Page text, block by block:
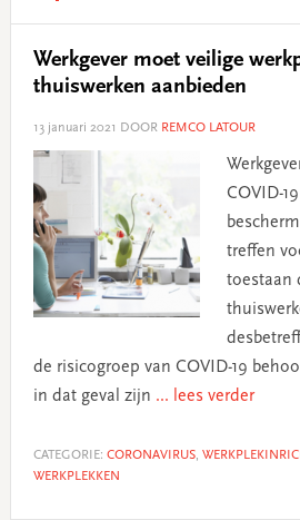
Werkgever moet veilige
thuiswerken aanbieden
13 januari 2021 DOOR REMCO LATOUR
COVID-19
treffen
toestaan
de risicogroep van COVID-19
in dat geval zijn ... lees verder
CATEGORIE: CORONAVIRUS,
WERKPLEKKEN